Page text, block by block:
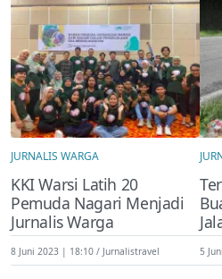
JURNALIS WARGA
KKI Warsi Latih 20
Pemuda Nagari Menjadi
Jurnalis Warga
8 Juni 2023 | 18:10 Jurnalistravel 5